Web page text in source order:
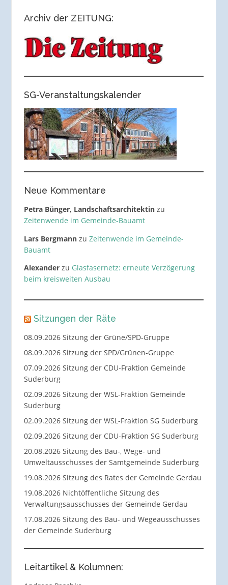
Archiv der ZEITUNG:
SG-Veranstaltungskalender
Neue Kommentare
Petra Bünger, Landschaftsarchitektinzu
Zeitenwende im Gemeinde-Bauamt
Lars Bergmannzu Zeitenwende im Gemeinde-
Bauamt
Alexanderzu Glasfasernetz: erneute Verzögerung
beim kreisweiten Ausbau
Sitzungen der Räte
08.09.2026 Sitzung der Grüne/SPD-Gruppe
08.09.2026 Sitzung der SPD/Grünen-Gruppe
07.09.2026 Sitzung der CDU-Fraktion Gemeinde
Suderburg
02.09.2026 Sitzung der WSL-Fraktion Gemeinde
Suderburg
02.09.2026 Sitzung der WSL-Fraktion SG Suderburg
02.09.2026 Sitzung der CDU-Fraktion SG Suderburg
20.08.2026 Sitzung des Bau-, Wege- und
Umweltausschusses der Samtgemeinde Suderburg
19.08.2026 Sitzung des Rates der Gemeinde Gerdau
19.08.2026 Nichtöffentliche Sitzung des
Verwaltungsausschusses der Gemeinde Gerdau
17.08.2026 Sitzung des Bau- und Wegeausschusses
der Gemeinde Suderburg
Leitartikel & Kolumnen: